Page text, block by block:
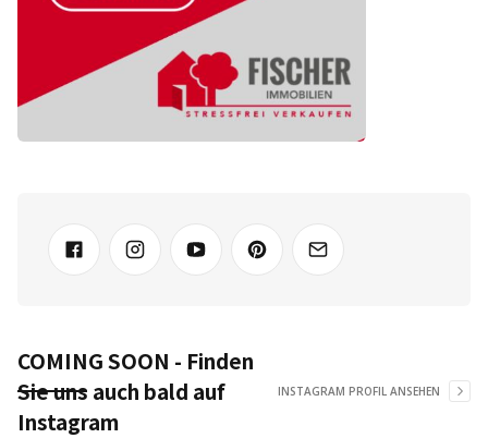
COMING SOON - Finden
Sie uns auch bald auf
Instagram
INSTAGRAM PROFIL ANSEHEN